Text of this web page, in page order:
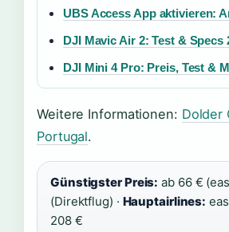
UBS Access App aktivieren:
DJI Mavic Air 2: Test &
DJI Mini 4 Pro: Preis, Test &
Weitere Informationen: Dolder
Portugal.
Günstigster Preis: ab 66 €
(Direktflug) · Hauptairlines:
208 €